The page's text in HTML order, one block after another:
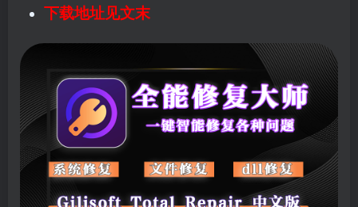
下载地址见文末